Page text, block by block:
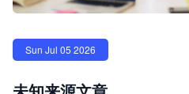
Sun Jul 05 2026